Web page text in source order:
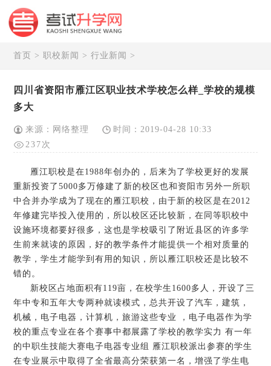
首页 >职校新闻 >行业新闻 >
四川省资阳市雁江区职业技术学校怎么样_学校的规模
多大
来源：网络整理
时间：2019-04-28 10:33
237次
雁江职校是在1988年创办的，后来为了学校更好的发展
重新投资了5000多万修建了新的校区也和资阳市另外一所职
中合并办学成为了现在的雁江职校，由于新的校区是在2012
年修建完毕投入使用的，所以校区还比较新，在同等职校中
设施环境都要好很多，这也是学校吸引了附近县区的许多学
生前来就读的原因，好的教学条件才能提供一个相对质量的
教学，学生才能学到有用的知识，所以雁江职校还是比较不
错的。
新校区占地面积有119亩，在校学生1600多人，开设了三
年中专和五年大专两种就读模式，总共开设了汽车，建筑，
机械，电子电器，计算机，旅游这些专业 ，电子电器作为学
校的重点专业在各个赛事中都展露了学校的教学实力 有一年
的中职生技能大赛电子电器专业组 雁江职校派出参赛的学生
在专业展示中取得了全省最高分荣获第一名，增强了学生电